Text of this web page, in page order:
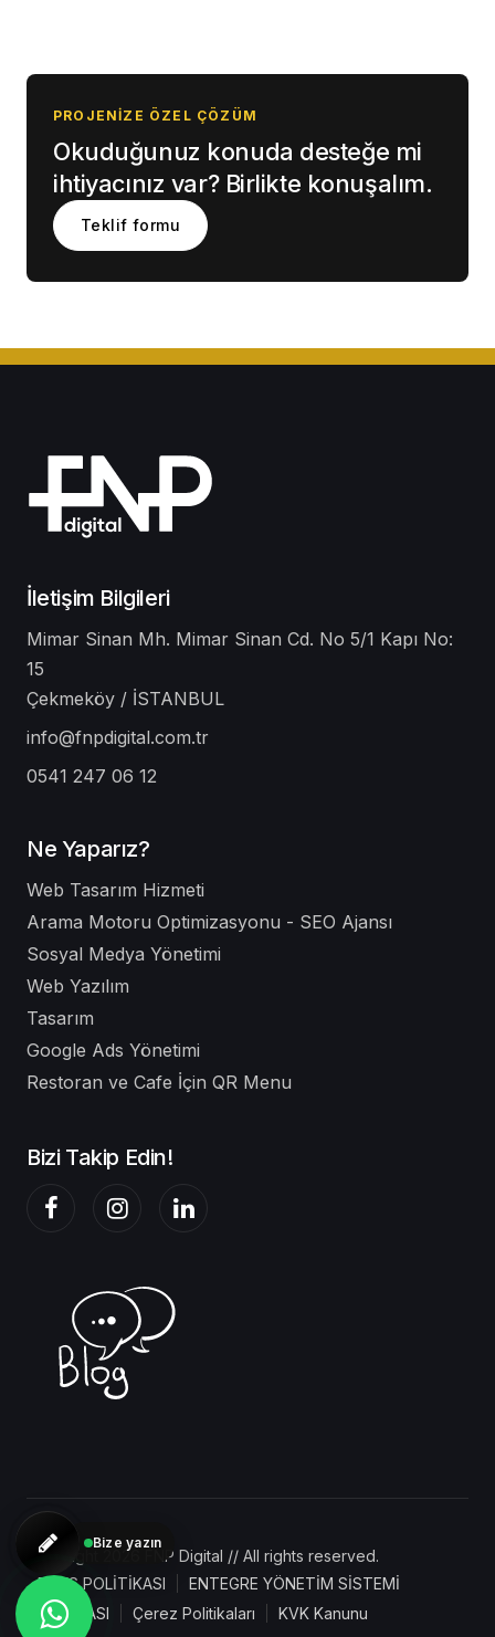
PROJENIZE ÖZEL ÇÖZÜM
Okuduğunuz konuda desteğe mi
ihtiyacınız var? Birlikte konuşalım.
Teklif formu
İletişim Bilgileri
Mimar Sinan Mh. Mimar Sinan Cd. No 5/1 Kapı No:
15
Çekmeköy / İSTANBUL
info@fnpdigital.com.tr
0541 247 06 12
Ne Yaparız?
Web Tasarım Hizmeti
Arama Motoru Optimizasyonu - SEO Ajansı
Sosyal Medya Yönetimi
Web Yazılım
Tasarım
Google Ads Yönetimi
Restoran ve Cafe İçin QR Menu
Bizi Takip Edin!
Copyright 2026 FNP Digital // All rights reserved.
BGYS POLİTİKASI
ENTEGRE YÖNETİM SİSTEMİ
POLİTİKASI
Çerez Politikaları KVK Kanunu
Bize yazın